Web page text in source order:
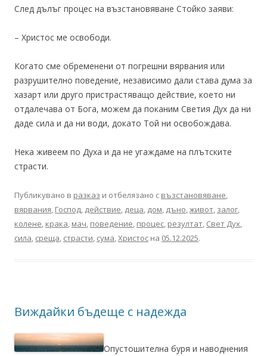
След дълъг процес на възстановяване Стойко заяви:
– Христос ме освободи.
Когато сме обременени от погрешни вярвания или
разрушително поведение, независимо дали става дума за
хазарт или друго пристрастяващо действие, което ни
отдалечава от Бога, можем да поканим Светия Дух да ни
даде сила и да ни води, докато Той ни освобождава.
Нека живеем по Духа и да не угаждаме на плътските
страсти.
Публикувано в разказ и отбелязано с възстановяване,
вярвания, Господ, действие, деца, дом, дъно,живот, залог,
колене, крака, мач, поведение, процес, резултат, Свет Дух,
сила, среща, страсти, сума,Христос на 05.12.2025.
Виждайки бъдеще с надежда
Опустошителна буря и наводнения